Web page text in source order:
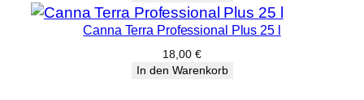
Canna Terra Professional Plus 25 l
18,00 €
In den Warenkorb